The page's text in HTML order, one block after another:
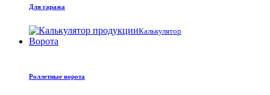
Для гаража
Калькулятор
Ворота
Роллетные ворота